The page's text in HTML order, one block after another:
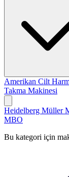
Amerikan Cilt
Takma Makinesi
Heidelberg Müller
MBO
Bu kategori için